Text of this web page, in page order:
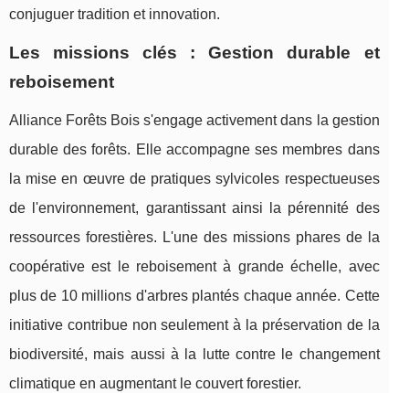
conjuguer tradition et innovation.
Les missions clés : Gestion durable et
reboisement
Alliance Forêts Bois s'engage activement dans la gestion
durable des forêts. Elle accompagne ses membres dans
la mise en œuvre de pratiques sylvicoles respectueuses
de l'environnement, garantissant ainsi la pérennité des
ressources forestières. L'une des missions phares de la
coopérative est le reboisement à grande échelle, avec
plus de 10 millions d'arbres plantés chaque année. Cette
initiative contribue non seulement à la préservation de la
biodiversité, mais aussi à la lutte contre le changement
climatique en augmentant le couvert forestier.